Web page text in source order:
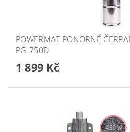
POWERMAT PONORNÉ
PG-750D
1 899 Kč